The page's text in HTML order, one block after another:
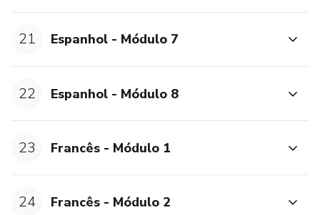
21 Espanhol - Módulo 7
22 Espanhol - Módulo 8
23 Francês - Módulo 1
24 Francês - Módulo 2